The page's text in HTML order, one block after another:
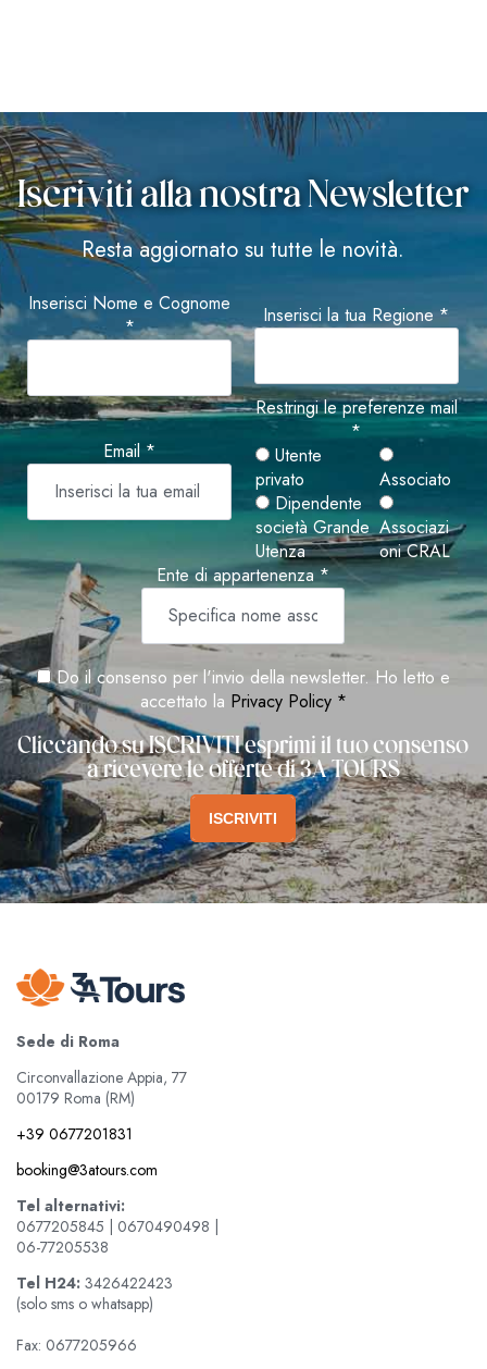
Iscriviti alla nostra Newsletter
Resta aggiornato su tutte le novità.
Inserisci Nome e Cognome
*
Inserisci la tua Regione *
Email *
Restringi le preferenze mail
*
Utente
privato
Associato
Dipendente
società Grande
Utenza
Associazi
oni CRAL
Ente di appartenenza *
Do il consenso per l'invio della newsletter. Ho letto e
accettato la Privacy Policy *
Cliccando su ISCRIVITI esprimi il tuo consenso
a ricevere le offerte di 3A TOURS
ISCRIVITI
Sede di Roma
Circonvallazione Appia, 77
00179 Roma (RM)
+39 0677201831
booking@3atours.com
Tel alternativi:
0677205845 | 0670490498 |
06-77205538
Tel H24: 3426422423
(solo sms o whatsapp)
Fax: 0677205966